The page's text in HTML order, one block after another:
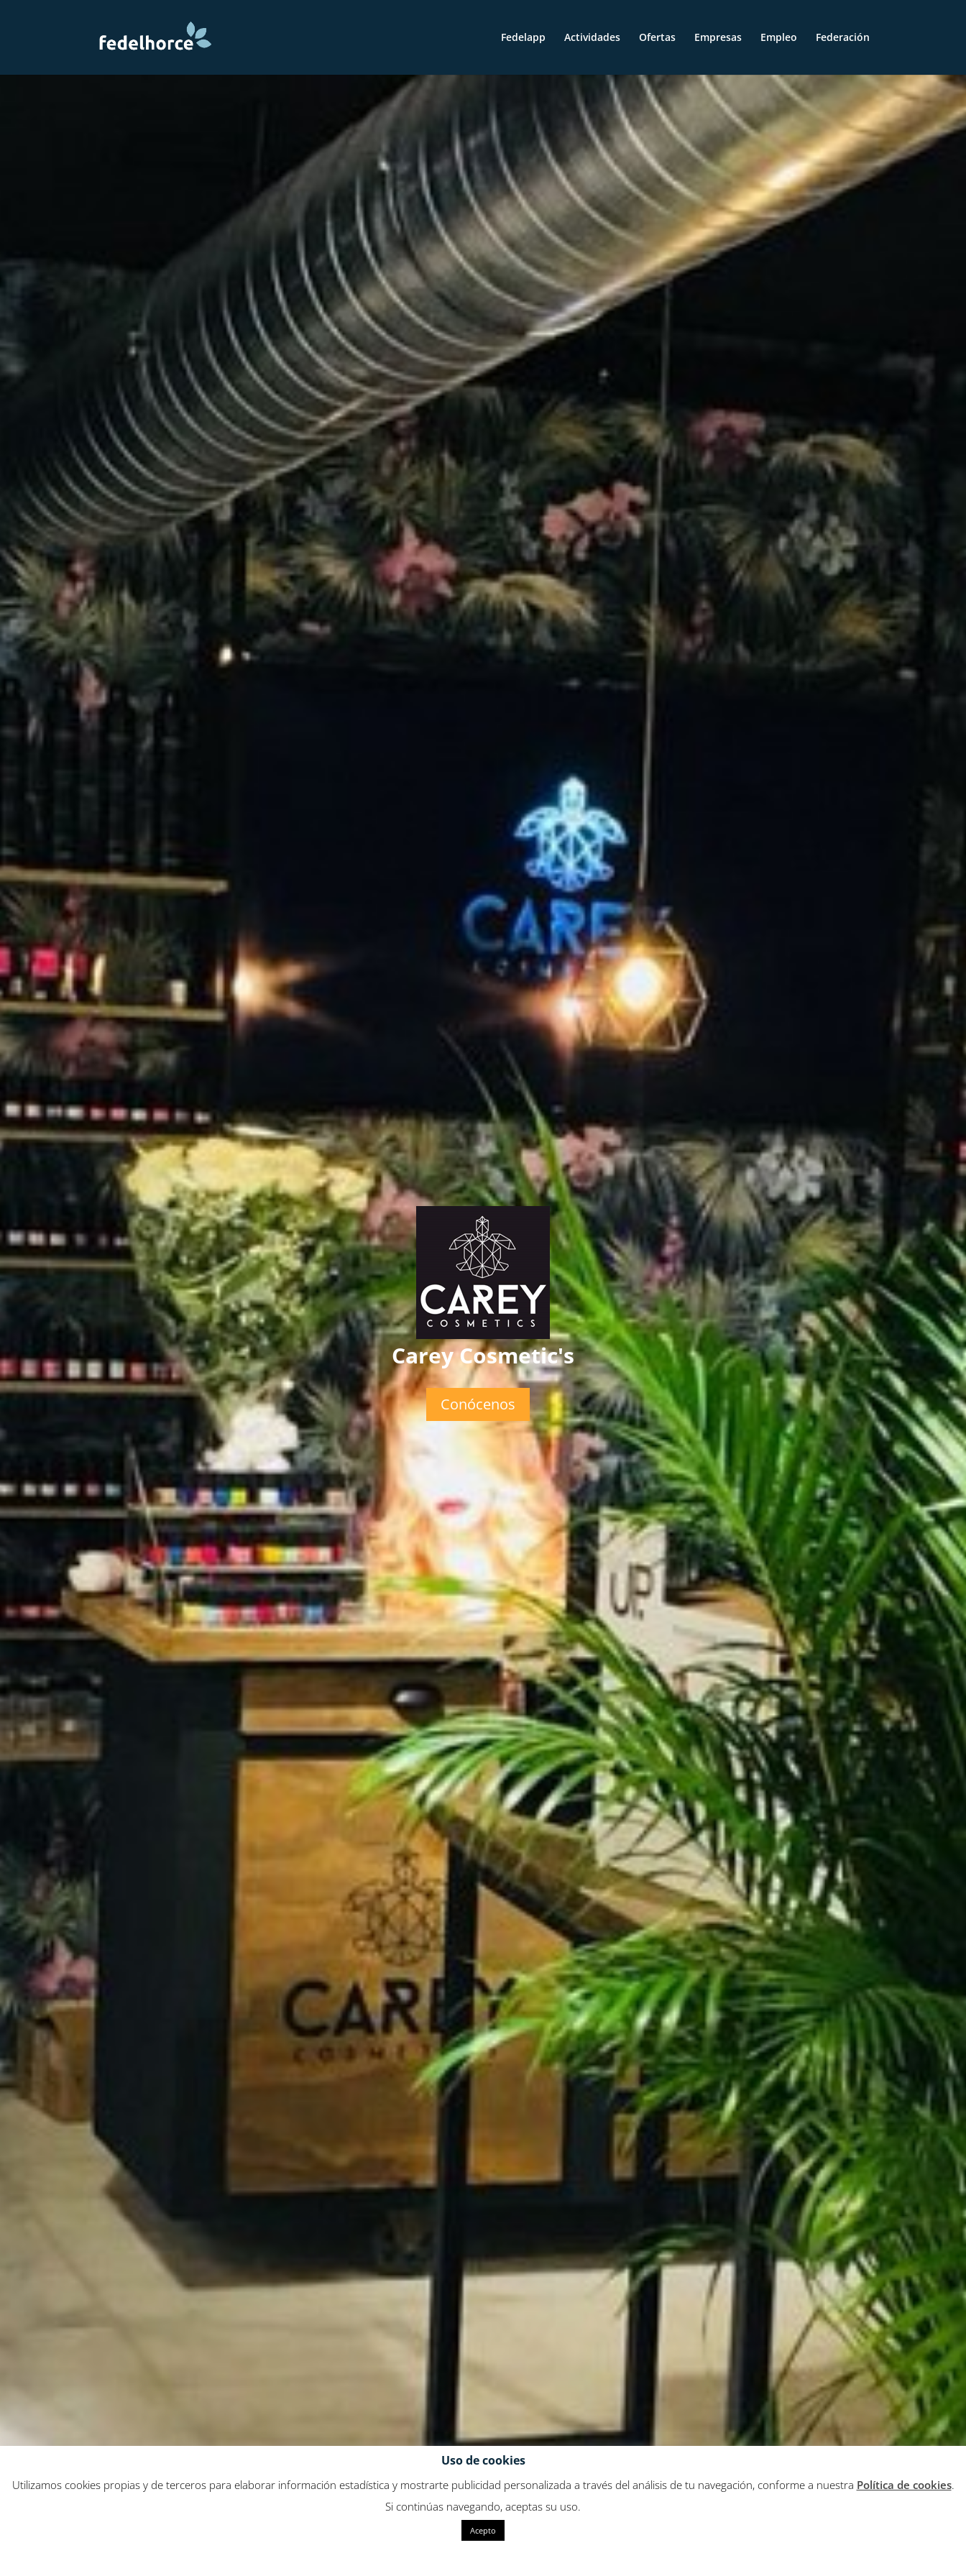
Fedelapp Actividades Ofertas Empresas Empleo Federación
Carey Cosmetic's
Conócenos
Uso de cookies
Utilizamos cookies propias y de terceros para elaborar información estadística y mostrarte publicidad personalizada a través del análisis de tu navegación, conforme a nuestra Política de cookies.
Si continúas navegando, aceptas su uso.
Acepto